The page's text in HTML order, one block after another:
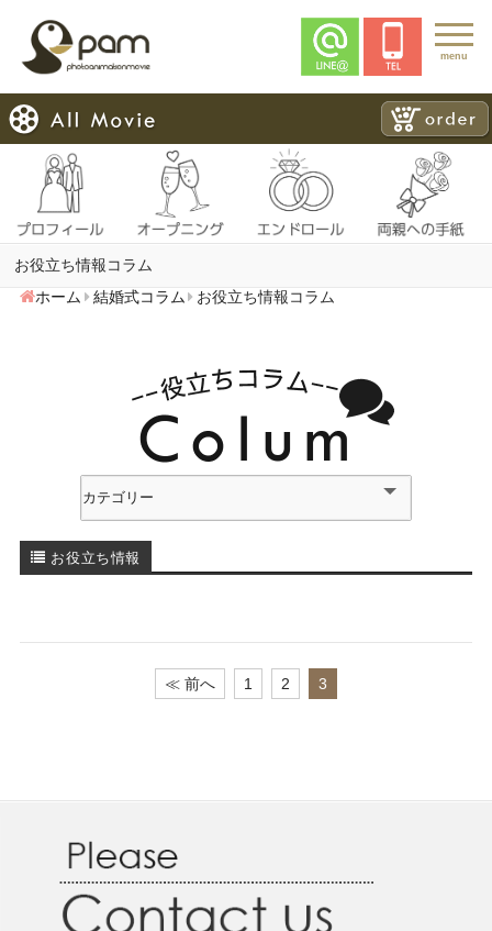
menu
お役立ち情報コラム
ホーム
結婚式コラム お役立ち情報コラム
お役立ち情報
≪ 前へ 1 2 3